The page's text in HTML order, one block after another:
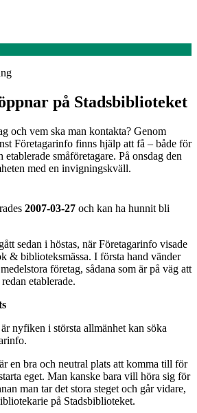
på Stadsbiblioteket
och vem ska man kontakta? Genom
Företagarinfo finns hjälp att få – både för
småföretagare. På onsdag den
med en invigningskväll.
2007-03-27 och kan ha hunnit bli
sedan i höstas, när Företagarinfo visade
& biblioteksmässa. I första hand vänder
företag, sådana som är på väg att
etablerade.
nyfiken i största allmänhet kan söka
en bra och neutral plats att komma till för
eget. Man kanske bara vill höra sig för
man tar det stora steget och går vidare,
på Stadsbiblioteket.